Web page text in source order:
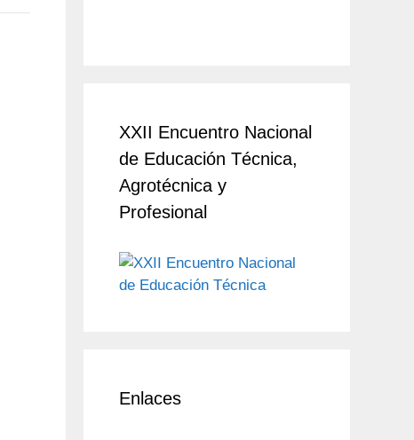
XXII Encuentro Nacional
de Educación Técnica,
Agrotécnica y
Profesional
Enlaces